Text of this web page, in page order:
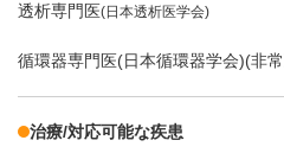
透析専門医(日本透析医学会)
循環器専門医(日本循環器学会)(非
治療/対応可能な疾患